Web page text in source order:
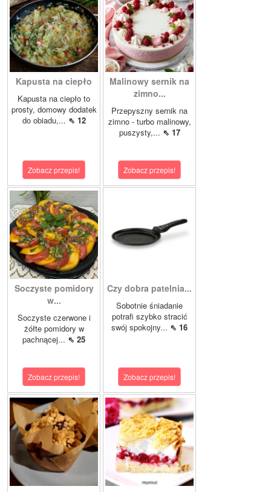
Kapusta na ciepło
Kapusta na ciepło to
prosty, domowy dodatek
do obiadu,... ⇖ 12
Zobacz przepis!
Malinowy sernik na
zimno...
Przepyszny sernik na
zimno - turbo malinowy,
puszysty,... ⇖ 17
Zobacz przepis!
Soczyste pomidory
w...
Soczyste czerwone i
żółte pomidory w
pachnącej... ⇖ 25
Zobacz przepis!
Czy dobra patelnia...
Sobotnie śniadanie
potrafi szybko stracić
swój spokojny... ⇖ 16
Zobacz przepis!